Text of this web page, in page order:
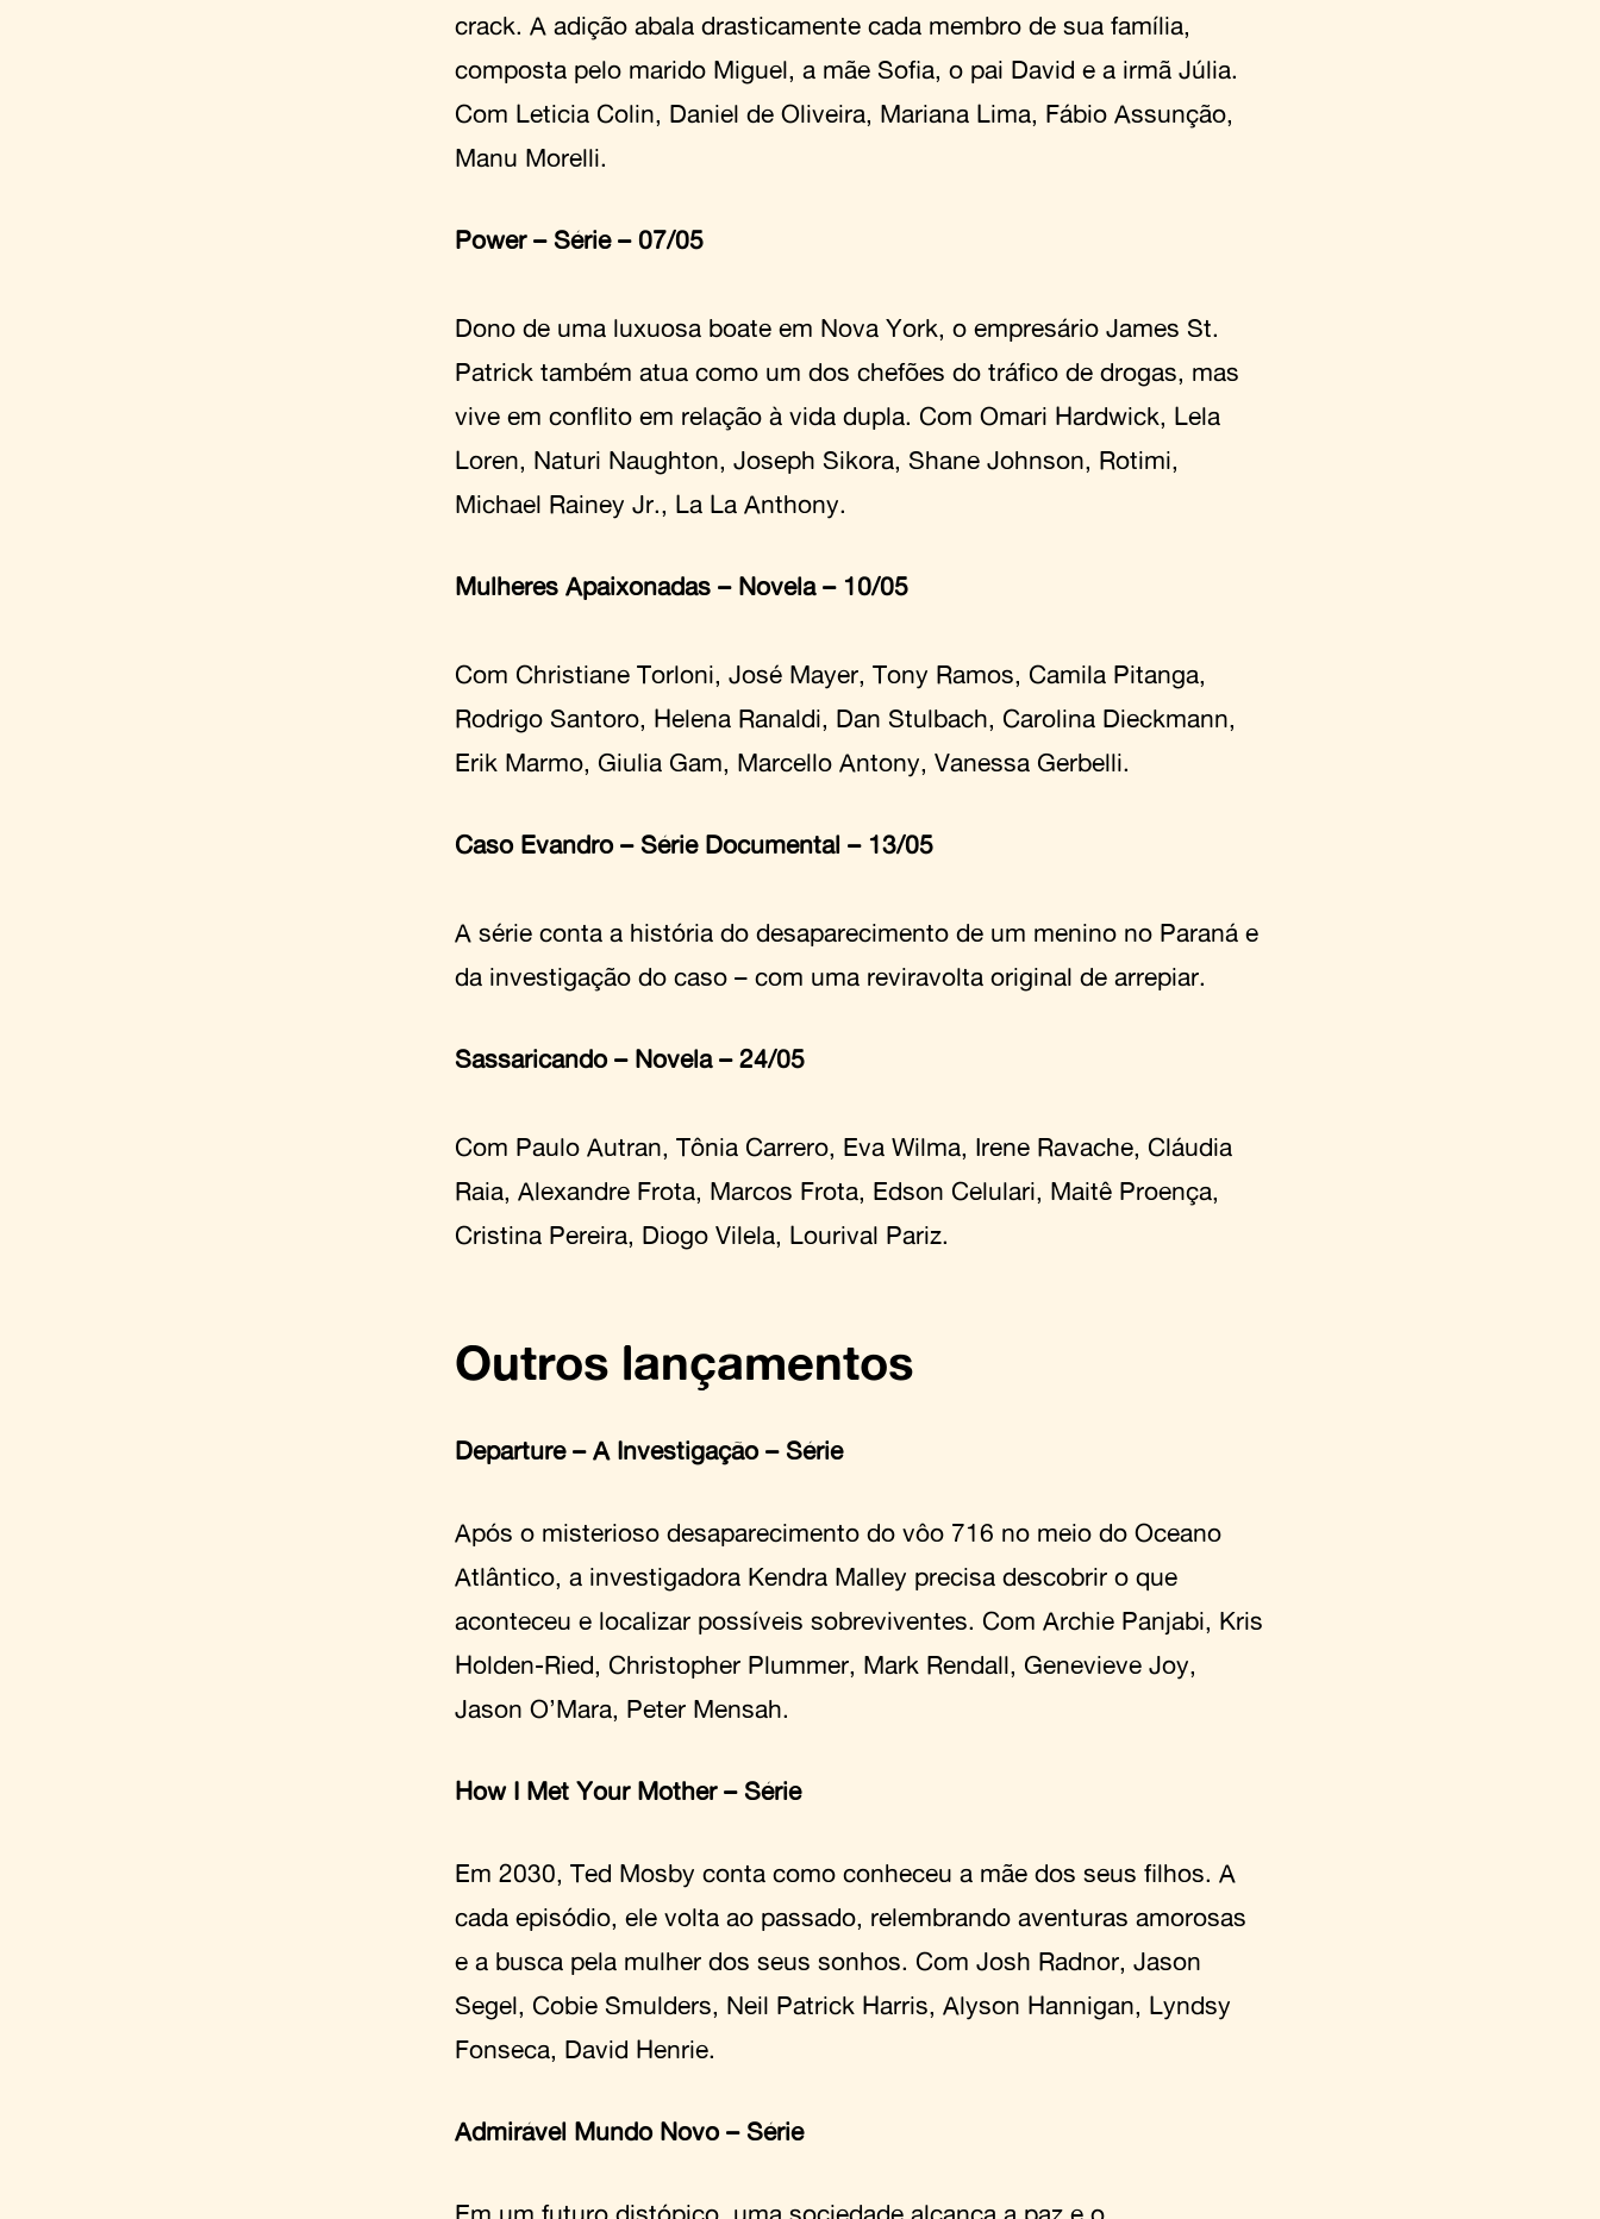
crack. A adição abala drasticamente cada membro de sua família,
composta pelo marido Miguel, a mãe Sofia, o pai David e a irmã Júlia.
Com Leticia Colin, Daniel de Oliveira, Mariana Lima, Fábio Assunção,
Manu Morelli.
Power – Série – 07/05
Dono de uma luxuosa boate em Nova York, o empresário James St.
Patrick também atua como um dos chefões do tráfico de drogas, mas
vive em conflito em relação à vida dupla. Com Omari Hardwick, Lela
Loren, Naturi Naughton, Joseph Sikora, Shane Johnson, Rotimi,
Michael Rainey Jr., La La Anthony.
Mulheres Apaixonadas –Novela – 10/05
Com Christiane Torloni, José Mayer, Tony Ramos, Camila Pitanga,
Rodrigo Santoro, Helena Ranaldi, Dan Stulbach, Carolina Dieckmann,
Erik Marmo, Giulia Gam, Marcello Antony, Vanessa Gerbelli.
Caso Evandro –Série Documental – 13/05
A série conta a história do desaparecimento de um menino no Paraná e
da investigação do caso – com uma reviravolta original de arrepiar.
Sassaricando –Novela – 24/05
Com Paulo Autran, Tônia Carrero, Eva Wilma, Irene Ravache, Cláudia
Raia, Alexandre Frota, Marcos Frota, Edson Celulari, Maitê Proença,
Cristina Pereira, Diogo Vilela, Lourival Pariz.
Outros lançamentos
Departure – A Investigação – Série
Após o misterioso desaparecimento do vôo 716 no meio do Oceano
Atlântico, a investigadora Kendra Malley precisa descobrir o que
aconteceu e localizar possíveis sobreviventes. Com Archie Panjabi, Kris
Holden-Ried, Christopher Plummer, Mark Rendall, Genevieve Joy,
Jason O’Mara, Peter Mensah.
How I Met Your Mother – Série
Em 2030, Ted Mosby conta como conheceu a mãe dos seus filhos. A
cada episódio, ele volta ao passado, relembrando aventuras amorosas
e a busca pela mulher dos seus sonhos. Com Josh Radnor, Jason
Segel, Cobie Smulders, Neil Patrick Harris, Alyson Hannigan, Lyndsy
Fonseca, David Henrie.
Admirável Mundo Novo – Série
Em um futuro distópico, uma sociedade alcança a paz e o